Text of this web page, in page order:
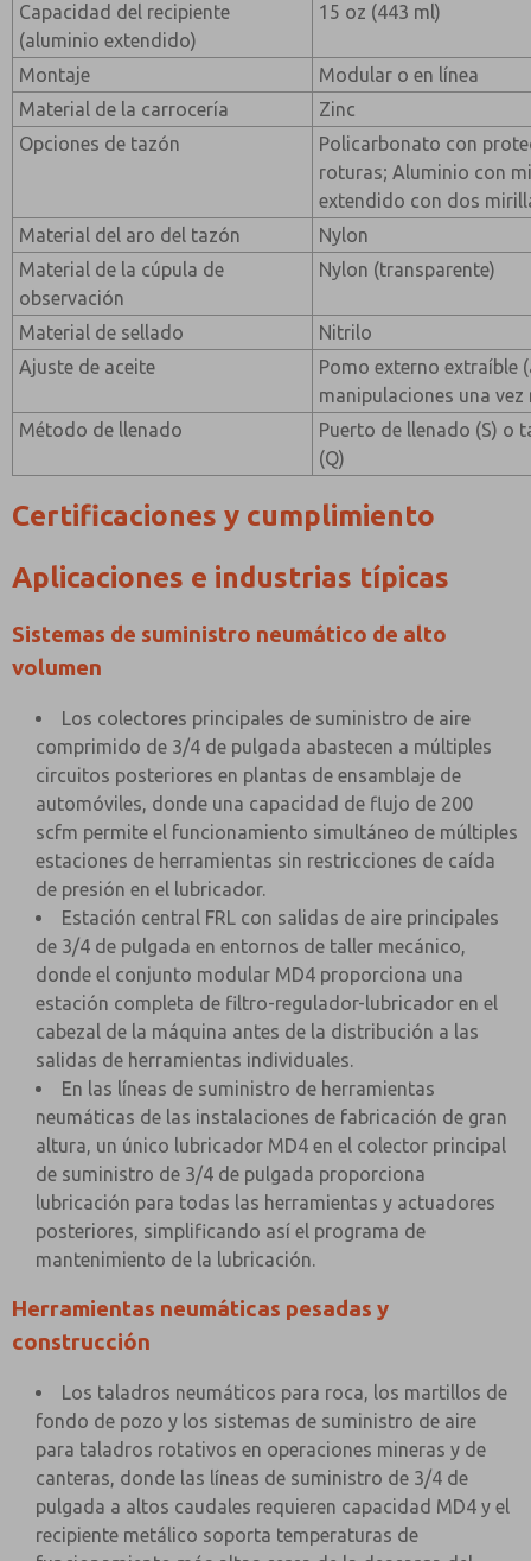
Capacidad del recipiente
(aluminio extendido)
15 oz (443 ml)
Montaje
Modular o en línea
Material de la carrocería
Zinc
Opciones de tazón
Policarbonato con
roturas; Aluminio con
extendido con dos
Material del aro del tazón
Nylon
Material de la cúpula de
observación
Nylon (transparente)
Material de sellado
Nitrilo
Ajuste de aceite
Pomo externo extraíble
manipulaciones una
Método de llenado
Puerto de llenado (S) o
(Q)
Certificaciones y cumplimiento
Aplicaciones e industrias típicas
Sistemas de suministro neumático de alto
volumen
Los colectores principales de suministro de aire
comprimido de 3/4 de pulgada abastecen a múltiples
circuitos posteriores en plantas de ensamblaje de
automóviles, donde una capacidad de flujo de 200
scfm permite el funcionamiento simultáneo de múltiples
estaciones de herramientas sin restricciones de caída
de presión en el lubricador.
Estación central FRL con salidas de aire principales
de 3/4 de pulgada en entornos de taller mecánico,
donde el conjunto modular MD4 proporciona una
estación completa de filtro-regulador-lubricador en el
cabezal de la máquina antes de la distribución a las
salidas de herramientas individuales.
En las líneas de suministro de herramientas
neumáticas de las instalaciones de fabricación de gran
altura, un único lubricador MD4 en el colector principal
de suministro de 3/4 de pulgada proporciona
lubricación para todas las herramientas y actuadores
posteriores, simplificando así el programa de
mantenimiento de la lubricación.
Herramientas neumáticas pesadas y
construcción
Los taladros neumáticos para roca, los martillos de
fondo de pozo y los sistemas de suministro de aire
para taladros rotativos en operaciones mineras y de
canteras, donde las líneas de suministro de 3/4 de
pulgada a altos caudales requieren capacidad MD4 y el
recipiente metálico soporta temperaturas de